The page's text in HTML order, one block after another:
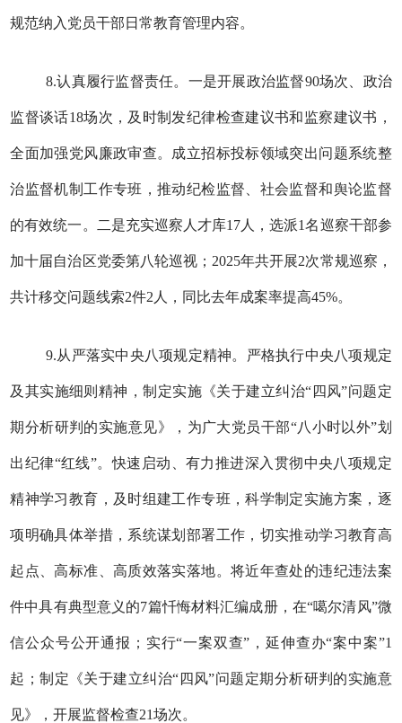
规范纳入党员干部日常教育管理内容。
8.认真履行监督责任。一是开展政治监督90场次、政治
监督谈话18场次，及时制发纪律检查建议书和监察建议书，
全面加强党风廉政审查。成立招标投标领域突出问题系统整
治监督机制工作专班，推动纪检监督、社会监督和舆论监督
的有效统一。二是充实巡察人才库17人，选派1名巡察干部参
加十届自治区党委第八轮巡视；2025年共开展2次常规巡察，
共计移交问题线索2件2人，同比去年成案率提高45%。
9.从严落实中央八项规定精神。严格执行中央八项规定
及其实施细则精神，制定实施《关于建立纠治“四风”问题定
期分析研判的实施意见》，为广大党员干部“八小时以外”划
出纪律“红线”。快速启动、有力推进深入贯彻中央八项规定
精神学习教育，及时组建工作专班，科学制定实施方案，逐
项明确具体举措，系统谋划部署工作，切实推动学习教育高
起点、高标准、高质效落实落地。将近年查处的违纪违法案
件中具有典型意义的7篇忏悔材料汇编成册，在“噶尔清风”微
信公众号公开通报；实行“一案双查”，延伸查办“案中案”1
起；制定《关于建立纠治“四风”问题定期分析研判的实施意
见》，开展监督检查21场次。